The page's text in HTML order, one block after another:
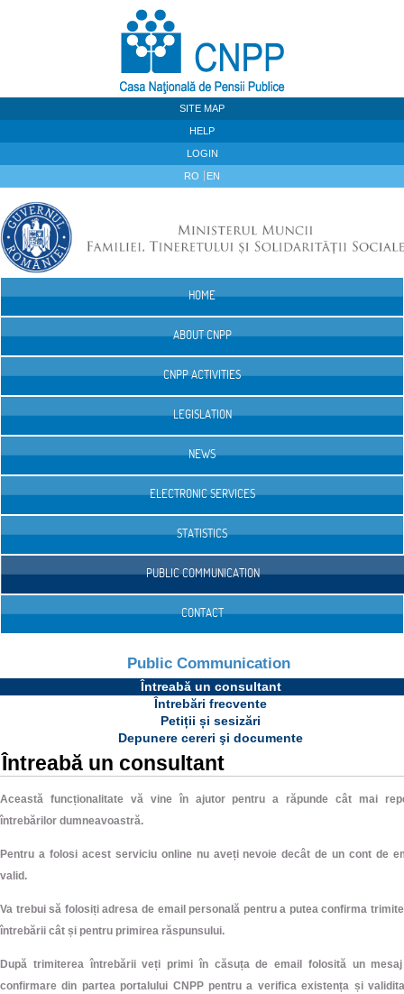
SITE MAP
HELP
LOGIN
RO EN
HOME
ABOUT CNPP
CNPP ACTIVITIES
LEGISLATION
NEWS
ELECTRONIC SERVICES
STATISTICS
PUBLIC COMMUNICATION
CONTACT
Public Communication
Întreabă un consultant
Întrebări frecvente
Petiții și sesizări
Depunere cereri şi documente
Întreabă un consultant
Această funcționalitate vă vine în ajutor pentru a răpunde cât mai
întrebărilor dumneavoastră.
Pentru a folosi acest serviciu online nu aveți nevoie decât de un cont de
valid.
Va trebui să folosiți adresa de email personală pentru a putea confirma
întrebării cât și pentru primirea răspunsului.
După trimiterea întrebării veți primi în căsuța de email folosită un
confirmare din partea portalului CNPP pentru a verifica existența și